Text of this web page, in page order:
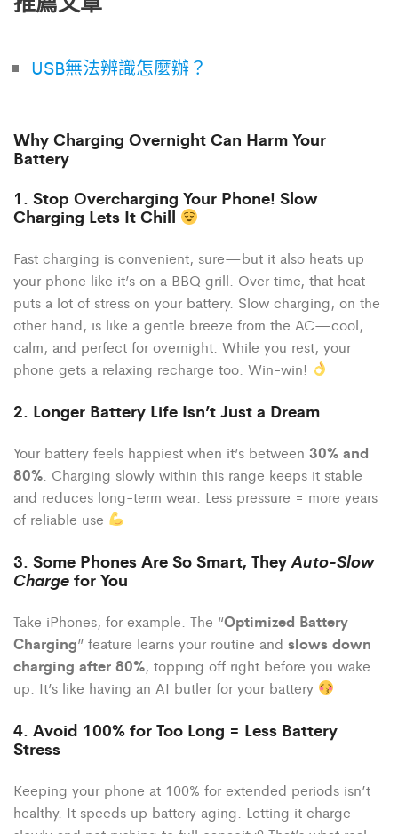
USB無法辨識怎麼辦？
Why Charging Overnight Can Harm Your
Battery
1. Stop Overcharging Your Phone! Slow
Charging Lets It Chill
Fast charging is convenient, sure—but it also heats up
your phone like it’s on a BBQ grill. Over time, that heat
puts a lot of stress on your battery. Slow charging, on the
other hand, is like a gentle breeze from the AC—cool,
calm, and perfect for overnight. While you rest, your
phone gets a relaxing recharge too. Win-win!
2. Longer Battery Life Isn’t Just a Dream
Your battery feels happiest when it’s between 30% and
80%. Charging slowly within this range keeps it stable
and reduces long-term wear. Less pressure = more years
of reliable use
3. Some Phones Are So Smart, TheyAuto-Slow
Chargefor You
Take iPhones, for example. The “Optimized Battery
Charging” feature learns your routine and slows down
charging after 80%, topping off right before you wake
up. It’s like having an AI butler for your battery
4. Avoid 100% for Too Long = Less Battery
Stress
Keeping your phone at 100% for extended periods isn’t
healthy. It speeds up battery aging. Letting it charge